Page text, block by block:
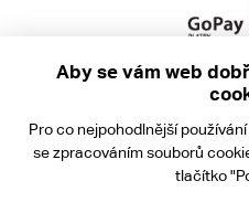
Ochrana
Aby se vám web
Pro co nejpohodlnější
se zpracováním souborů
tlačítko